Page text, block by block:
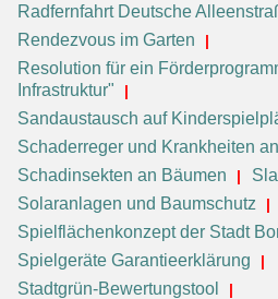
Radfernfahrt Deutsche
Rendezvous im Garten
Resolution für ein
Infrastruktur"
Sandaustausch auf
Schaderreger und Krankheiten
Schadinsekten an Bäumen
Solaranlagen und Baumschutz
Spielflächenkonzept der Stadt
Spielgeräte Garantieerklärung
Stadtgrün-Bewertungstool